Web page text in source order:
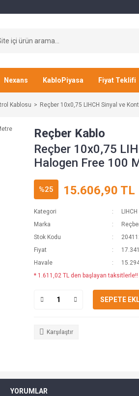
Nexans KabloPiyasa Fiyat Teklifi
Kablosu Reçber 10x0,75 LIHCH Sinyal ve
Reçber Kablo
Reçber 10x0,75
Halogen Free 100
%25 15.606,90 TL
Kategori
Marka
Stok Kodu
Fiyat
Havale
* 1.611,02 TL den başlayan taksitlerle!!
SEPETE
Karşılaştır
YORUMLAR